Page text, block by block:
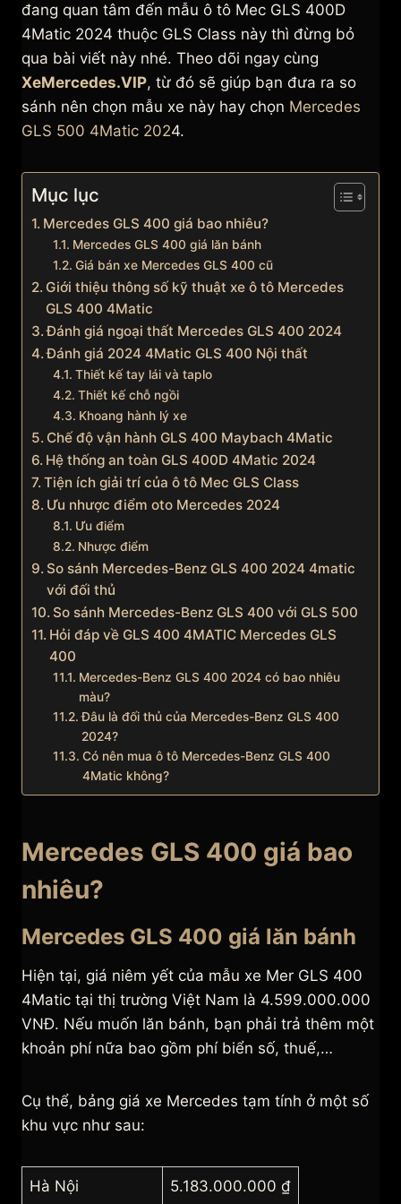
đang quan tâm đến mẫu ô tô Mec GLS 400D
4Matic 2024 thuộc GLS Class này thì đừng bỏ
qua bài viết này nhé. Theo dõi ngay cùng
XeMercedes.VIP, từ đó sẽ giúp bạn đưa ra so
sánh nên chọn mẫu xe này hay chọn Mercedes
GLS 500 4Matic 2024.
Mục lục
Mercedes GLS 400 giá bao nhiêu?
Mercedes GLS 400 giá lăn bánh
Giá bán xe Mercedes GLS 400 cũ
Giới thiệu thông số kỹ thuật xe ô tô Mercedes
GLS 400 4Matic
Đánh giá ngoại thất Mercedes GLS 400 2024
Đánh giá 2024 4Matic GLS 400 Nội thất
Thiết kế tay lái và taplo
Thiết kế chỗ ngồi
Khoang hành lý xe
Chế độ vận hành GLS 400 Maybach 4Matic
Hệ thống an toàn GLS 400D 4Matic 2024
Tiện ích giải trí của ô tô Mec GLS Class
Ưu nhược điểm oto Mercedes 2024
Ưu điểm
Nhược điểm
So sánh Mercedes-Benz GLS 400 2024 4matic
với đối thủ
So sánh Mercedes-Benz GLS 400 với GLS 500
Hỏi đáp về GLS 400 4MATIC Mercedes GLS
400
Mercedes-Benz GLS 400 2024 có bao nhiêu
màu?
Đâu là đối thủ của Mercedes-Benz GLS 400
2024?
Có nên mua ô tô Mercedes-Benz GLS 400
4Matic không?
Mercedes GLS 400 giá bao
nhiêu?
Mercedes GLS 400 giá lăn bánh
Hiện tại, giá niêm yết của mẫu xe Mer GLS 400
4Matic tại thị trường Việt Nam là 4.599.000.000
VNĐ. Nếu muốn lăn bánh, bạn phải trả thêm một
khoản phí nữa bao gồm phí biển số, thuế,…
Cụ thể, bảng giá xe Mercedes tạm tính ở một số
khu vực như sau:
Hà Nội 5.183.000.000 ₫